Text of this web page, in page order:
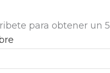
para obtener un